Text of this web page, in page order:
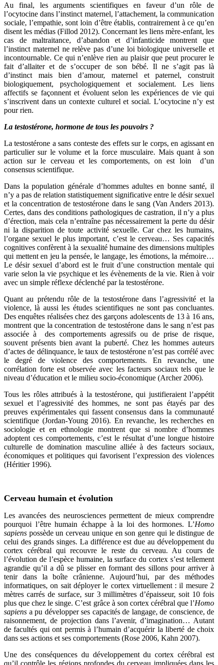
Au final, les arguments scientifiques en faveur d’un rôle de
l’ocytocine dans l’instinct maternel, l’attachement, la communication
sociale, l’empathie, sont loin d’être établis, contrairement à ce qu’en
disent les médias (Fillod 2012). Concernant les liens mère-enfant, les
cas de maltraitance, d’abandon et d’infanticide montrent que
l’instinct maternel ne relève pas d’une loi biologique universelle et
incontournable. Ce qui n’enlève rien au plaisir que peut procurer le
fait d’allaiter et de s’occuper de son bébé. Il ne s’agit pas là
d’instinct mais bien d’amour, maternel et paternel, construit
biologiquement, psychologiquement et socialement. Les liens
affectifs se façonnent et évoluent selon les expériences de vie qui
s’inscrivent dans un contexte culturel et social. L’ocytocine n’y est
pour rien.
La testostérone, hormone de tous les pouvoirs ?
La testostérone a sans conteste des effets sur le corps, en agissant en
particulier sur le volume et la force musculaire. Mais quant à son
action sur le cerveau et les comportements, on est loin d’un
consensus scientifique.
Dans la population générale d’hommes adultes en bonne santé, il
n’y a pas de relation statistiquement significative entre le désir sexuel
et la concentration de testostérone dans le sang (Van Anders 2013).
Certes, dans des conditions pathologiques de castration, il n’y a plus
d’érection, mais cela n’entraîne pas nécessairement la perte du désir
ni la disparition de toute activité sexuelle. Car chez les humains,
l’organe sexuel le plus important, c’est le cerveau… Ses capacités
cognitives confèrent à la sexualité humaine des dimensions multiples
qui mettent en jeu la pensée, le langage, les émotions, la mémoire…
Le désir sexuel d’abord est le fruit d’une construction mentale qui
varie selon la vie psychique et les évènements de la vie. Rien à voir
avec un simple réflexe déclenché par la testostérone.
Quant au prétendu rôle de la testostérone dans l’agressivité et la
violence, là aussi les études scientifiques ne sont pas concluantes.
Des enquêtes réalisées chez des garçons adolescents de 13 à 16 ans,
montrent que la concentration de testostérone dans le sang n’est pas
associée à des comportements agressifs ou de prise de risque,
souvent présents bien avant la puberté. Chez les hommes auteurs
d’actes de délinquance, le taux de testostérone n’est pas corrélé avec
le degré de violence des comportements. En revanche, une
corrélation forte est observée avec les facteurs sociaux tels que le
niveau d’éducation et le milieu socio-économique (Archer 2006).
Tous les rôles attribués à la testostérone, qui justifieraient l’appétit
sexuel et l’agressivité des hommes, ne sont pas étayés par des
preuves expérimentales qui fassent consensus dans la communauté
scientifique (Jordan-Young 2016).En revanche, les recherches en
sociologie et en ethnologie montrent que si nombre d’hommes
adoptent ces comportements, c’est le résultat d’une longue histoire
culturelle de domination masculine alliée à des facteurs sociaux,
économiques et politiques qui favorisent l’expression des violences
(Héritier 1996).
Cerveau humain et évolution
Les avancées des neurosciences permettent de mieux comprendre
pourquoi l’être humain échappe à la loi des hormones. L’Homo
sapiens possède un cerveau unique en son genre qui le distingue de
celui des grands singes. La différence est due au développement du
cortex cérébral qui recouvre le reste du cerveau. Au cours de
l’évolution de l’espèce humaine, la surface du cortex s’est tellement
agrandie qu’il a dû se plisser en formant des sillons pour arriver à
tenir dans la boîte crânienne. Aujourd’hui, par des méthodes
informatiques, on sait déployer le cortex virtuellement : il mesure 2
mètres carrés de surface, sur 3 millimètres d’épaisseur, soit 10 fois
plus que chez le singe. C’est grâce à son cortex cérébral que l’Homo
sapiens a pu développer ses capacités de langage, de conscience, de
raisonnement, de projection dans l’avenir, d’imagination… Autant
de facultés qui ont permis à l’humain d’acquérir la liberté de choix
dans ses actions et ses comportements (Rose 2006, Kahn 2007).
Une des conséquences du développement du cortex cérébral est
qu’il contrôle les régions profondes du cerveau impliquées dans les